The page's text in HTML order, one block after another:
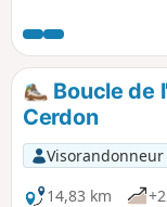
Boucle de
Cerdon
Visorandonneur
14,83 km